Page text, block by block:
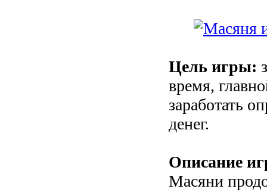
Цель игры:
время,
заработать
денег.
Описание
Масяни